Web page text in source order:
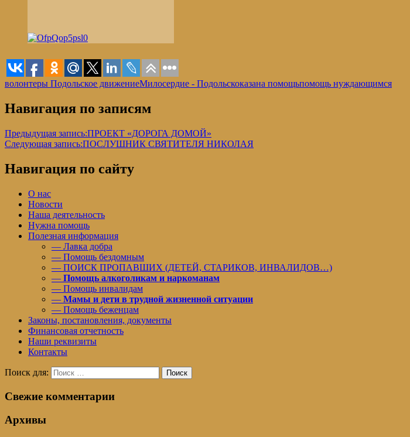
волонтеры Подольское движениеМилосердие - Подольскоказана помощьпомощь нуждающимся
Навигация по записям
Предыдущая запись:ПРОЕКТ «ДОРОГА ДОМОЙ»
Следующая запись:ПОСЛУШНИК СВЯТИТЕЛЯ НИКОЛАЯ
Навигация по сайту
О нас
Новости
Наша деятельность
Нужна помощь
Полезная информация
— Лавка добра
— Помощь бездомным
— ПОИСК ПРОПАВШИХ (ДЕТЕЙ, СТАРИКОВ, ИНВАЛИДОВ…)
— Помощь алкоголикам и наркоманам
— Помощь инвалидам
— Мамы и дети в трудной жизненной ситуации
— Помощь беженцам
Законы, постановления, документы
Финансовая отчетность
Наши реквизиты
Контакты
Поиск для: Поиск
Свежие комментарии
Архивы